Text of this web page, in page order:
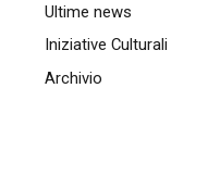
Ultime news
Iniziative Culturali
Archivio